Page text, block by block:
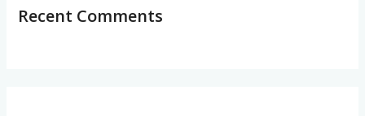
Recent Comments